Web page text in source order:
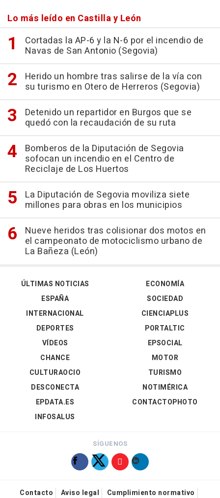
Lo más leído en Castilla y León
Cortadas la AP-6 y la N-6 por el incendio de
Navas de San Antonio (Segovia)
Herido un hombre tras salirse de la vía con
su turismo en Otero de Herreros (Segovia)
Detenido un repartidor en Burgos que se
quedó con la recaudación de su ruta
Bomberos de la Diputación de Segovia
sofocan un incendio en el Centro de
Reciclaje de Los Huertos
La Diputación de Segovia moviliza siete
millones para obras en los municipios
Nueve heridos tras colisionar dos motos en
el campeonato de motociclismo urbano de
La Bañeza (León)
ÚLTIMAS NOTICIAS
ESPAÑA
INTERNACIONAL
DEPORTES
VÍDEOS
ECONOMÍA
SOCIEDAD
CIENCIAPLUS
PORTALTIC
EPSOCIAL
CHANCE
CULTURAOCIO
DESCONECTA
EPDATA.ES
INFOSALUS
MOTOR
TURISMO
NOTIMÉRICA
CONTACTOPHOTO
SÍGUENOS
Contacto Aviso legal Cumplimiento normativo